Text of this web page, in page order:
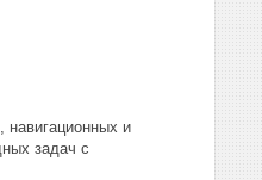
и
задач с